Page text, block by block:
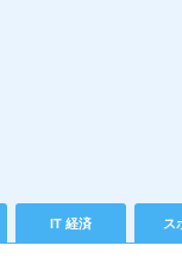
IT 経済 ス